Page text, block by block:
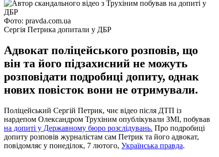
Фото: pravda.com.ua
Сергія Петрика допитали у ДБР
Адвокат поліцейського розповів, що
він та його підзахисний не можуть
розповідати подробиці допиту, однак
нових повісток вони не отримували.
Поліцейський Сергій Петрик, чиє відео після ДТП із
нардепом Олександром Трухіним опублікували ЗМІ, побував
на допиті у Державному бюро розслідувань. Про подробиці
допиту розповів журналістам сам Петрик та його адвокат,
повідомляє у понеділок, 7 лютого, Українська правда.